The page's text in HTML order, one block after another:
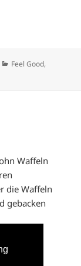
Kategorien
Feel Good,
Waffeln
die Waffeln
gebacken